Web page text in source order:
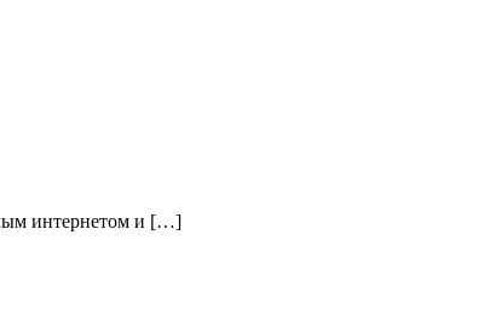
интернетом и […]